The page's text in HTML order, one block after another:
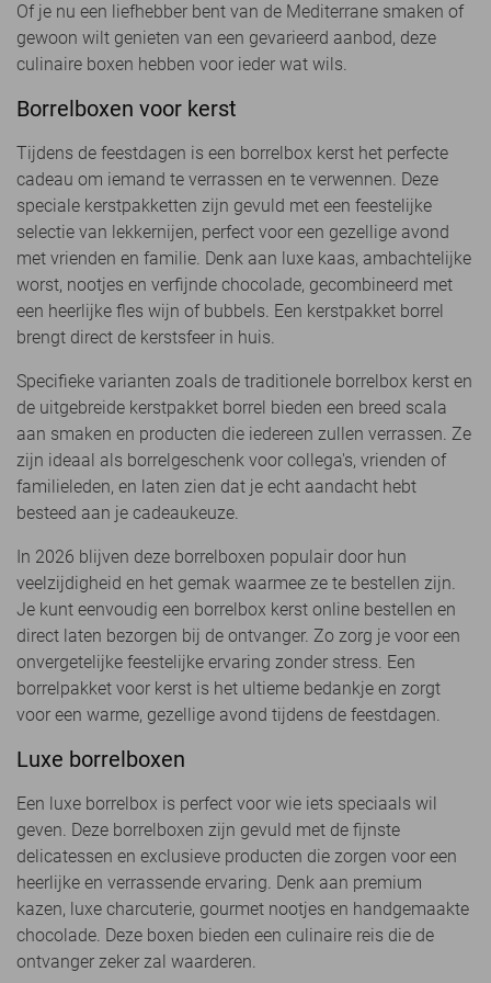
Of je nu een liefhebber bent van de Mediterrane smaken of
gewoon wilt genieten van een gevarieerd aanbod, deze
culinaire boxen hebben voor ieder wat wils.
Borrelboxen voor kerst
Tijdens de feestdagen is een borrelbox kerst het perfecte
cadeau om iemand te verrassen en te verwennen. Deze
speciale kerstpakketten zijn gevuld met een feestelijke
selectie van lekkernijen, perfect voor een gezellige avond
met vrienden en familie. Denk aan luxe kaas, ambachtelijke
worst, nootjes en verfijnde chocolade, gecombineerd met
een heerlijke fles wijn of bubbels. Een kerstpakket borrel
brengt direct de kerstsfeer in huis.
Specifieke varianten zoals de traditionele borrelbox kerst en
de uitgebreide kerstpakket borrel bieden een breed scala
aan smaken en producten die iedereen zullen verrassen. Ze
zijn ideaal als borrelgeschenk voor collega's, vrienden of
familieleden, en laten zien dat je echt aandacht hebt
besteed aan je cadeaukeuze.
In 2026 blijven deze borrelboxen populair door hun
veelzijdigheid en het gemak waarmee ze te bestellen zijn.
Je kunt eenvoudig een borrelbox kerst online bestellen en
direct laten bezorgen bij de ontvanger. Zo zorg je voor een
onvergetelijke feestelijke ervaring zonder stress. Een
borrelpakket voor kerst is het ultieme bedankje en zorgt
voor een warme, gezellige avond tijdens de feestdagen.
Luxe borrelboxen
Een luxe borrelbox is perfect voor wie iets speciaals wil
geven. Deze borrelboxen zijn gevuld met de fijnste
delicatessen en exclusieve producten die zorgen voor een
heerlijke en verrassende ervaring. Denk aan premium
kazen, luxe charcuterie, gourmet nootjes en handgemaakte
chocolade. Deze boxen bieden een culinaire reis die de
ontvanger zeker zal waarderen.